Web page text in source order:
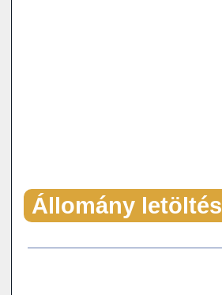
Állomány